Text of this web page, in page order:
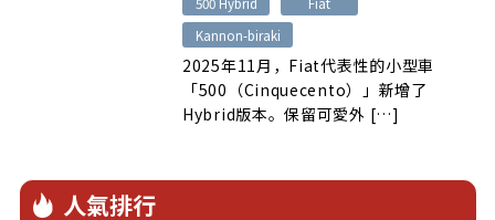
Kannon-biraki
2025年11月，Fiat代表性的小型車
「500（Cinquecento）」新增了
Hybrid版本。保留可愛外 […]
人氣排行